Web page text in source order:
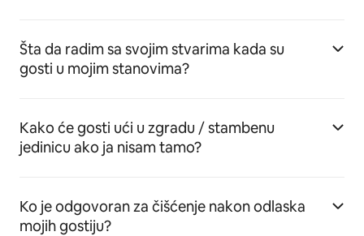
Šta da radim sa svojim stvarima kada su
gosti u mojim stanovima?
Kako će gosti ući u zgradu / stambenu
jedinicu ako ja nisam tamo?
Ko je odgovoran za čišćenje nakon odlaska
mojih gostiju?